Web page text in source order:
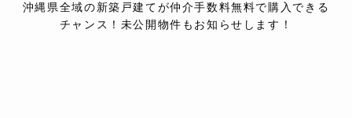
沖縄県全域の新築戸建てが仲介手数料無料で購入できる
チャンス！未公開物件もお知らせします！